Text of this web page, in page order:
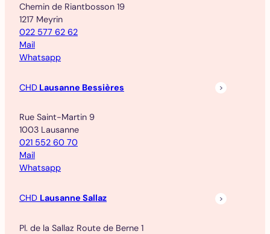
Chemin de Riantbosson 19
1217 Meyrin
022 577 62 62
Mail
Whatsapp
CHD Lausanne Bessières
Rue Saint-Martin 9
1003 Lausanne
021 552 60 70
Mail
Whatsapp
CHD Lausanne Sallaz
Pl. de la Sallaz Route de Berne 1